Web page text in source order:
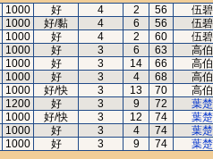
1000 好 4 2 56 伍
1000 好/黏 4 6 56 伍
1000 好 4 2 60 伍
1000 好 3 6 63 高
1000 好 3 14 66 高
1000 好 3 4 68 高
1000 好/快 3 13 70 高
1200 好 3 9 72 葉
1000 好/快 3 12 74 葉
1000 好 3 4 74 葉
1000 好 3 9 74 葉